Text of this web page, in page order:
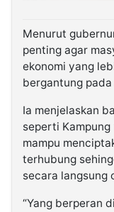
Menurut
penting agar
ekonomi yang
bergantung
Ia menjelaskan
seperti
mampu
terhubung
secara langsung
“Yang berperan